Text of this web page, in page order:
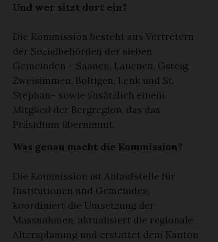
Und wer sitzt dort ein?
Die Kommission besteht aus Vertretern
der Sozialbehörden der sieben
Gemeinden – Saanen, Lauenen, Gsteig,
Zweisimmen, Boltigen, Lenk und St.
Stephan– sowie zusätzlich einem
Mitglied der Bergregion, das das
Präsidium übernimmt.
Was genau macht die Kommission?
Die Kommission ist Anlaufstelle für
Institutionen und Gemeinden,
koordiniert die Umsetzung der
Massnahmen, aktualisiert die regionale
Altersplanung und erstattet dem Kanton